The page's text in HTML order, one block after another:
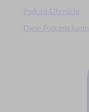
Podcast-Übersicht
Diese Podcasts